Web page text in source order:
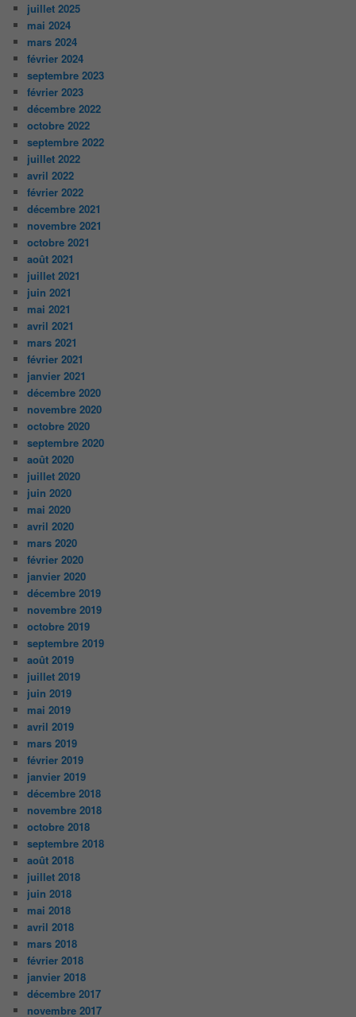
juillet 2025
mai 2024
mars 2024
février 2024
septembre 2023
février 2023
décembre 2022
octobre 2022
septembre 2022
juillet 2022
avril 2022
février 2022
décembre 2021
novembre 2021
octobre 2021
août 2021
juillet 2021
juin 2021
mai 2021
avril 2021
mars 2021
février 2021
janvier 2021
décembre 2020
novembre 2020
octobre 2020
septembre 2020
août 2020
juillet 2020
juin 2020
mai 2020
avril 2020
mars 2020
février 2020
janvier 2020
décembre 2019
novembre 2019
octobre 2019
septembre 2019
août 2019
juillet 2019
juin 2019
mai 2019
avril 2019
mars 2019
février 2019
janvier 2019
décembre 2018
novembre 2018
octobre 2018
septembre 2018
août 2018
juillet 2018
juin 2018
mai 2018
avril 2018
mars 2018
février 2018
janvier 2018
décembre 2017
novembre 2017